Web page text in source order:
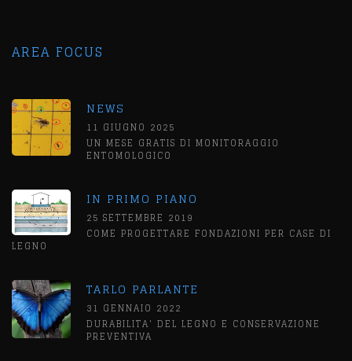
AREA FOCUS
NEWS
11 GIUGNO 2025
UN MESE GRATIS DI MONITORAGGIO
ENTOMOLOGICO
IN PRIMO PIANO
25 SETTEMBRE 2019
COME PROGETTARE FONDAZIONI PER CASE DI
LEGNO
TARLO PARLANTE
31 GENNAIO 2022
DURABILITA' DEL LEGNO E CONSERVAZIONE
PREVENTIVA